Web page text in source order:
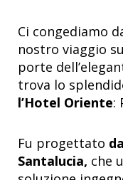
Ci congediamo
nostro viaggio
porte
trova lo
l’Hotel Oriente:
Fu progettato
Santalucia, che